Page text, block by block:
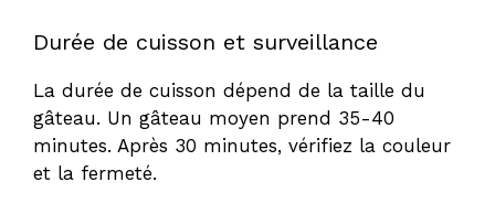
Durée de cuisson et surveillance
La durée de cuisson dépend de la taille du
gâteau. Un gâteau moyen prend 35-40
minutes. Après 30 minutes, vérifiez la couleur
et la fermeté.